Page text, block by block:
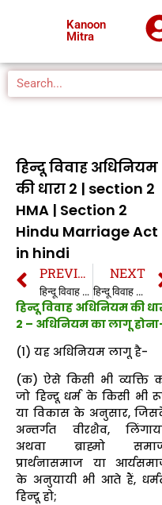
Kanoon
Mitra
हिन्दू विवाह अधिनियम
की धारा 2 | section 2
HMA | Section 2
Hindu Marriage Act
in hindi
PREVIOUS
हिन्दू विवाह अधिनियम की धारा 1 | section 1 HMA | section 1 Hindu Marriage Act in hindi
NEXT
हिन्दू विवाह अधिनियम की धारा 3 | section 3 HMA | Section 3 Hindu Marriage Act in hindi
हिन्दू विवाह अधिनियम की
2 – अधिनियम का लागू
(1) यह अधिनियम लागू है-
(क) ऐसे किसी भी व्यक्ति
जो हिन्दू धर्म के किसी भी
या विकास के अनुसार,
अन्तर्गत वीरशैव,
अथवा ब्राह्मो
प्रार्थनासमाज या
के अनुयायी भी आते हैं,
हिन्दू हो;